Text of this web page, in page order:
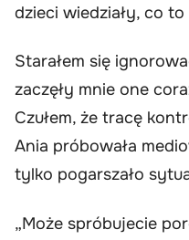
dzieci wiedziały, co
Starałem się
zaczęły mnie one
Czułem, że tracę
Ania próbowała
tylko pogarszało
„Może spróbujecie